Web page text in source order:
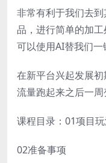
非常有利于我们去
品，进行简单的加
可以使用AI替我们一
在新平台兴起发展
流量跑起来之后一周
课程目录：01项目
02准备事项